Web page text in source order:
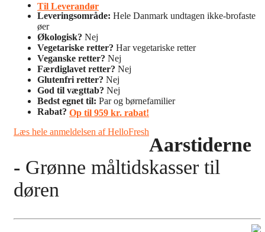
Til Leverandør
Leveringsområde: Hele Danmark undtagen ikke-brofaste
øer
Økologisk? Nej
Vegetariske retter? Har vegetariske retter
Veganske retter? Nej
Færdiglavet retter? Nej
Glutenfri retter? Nej
God til vægttab? Nej
Bedst egnet til: Par og børnefamilier
Rabat? Op til 959 kr. rabat!
Læs hele anmeldelsen af HelloFresh
Aarstiderne
- Grønne måltidskasser til
døren